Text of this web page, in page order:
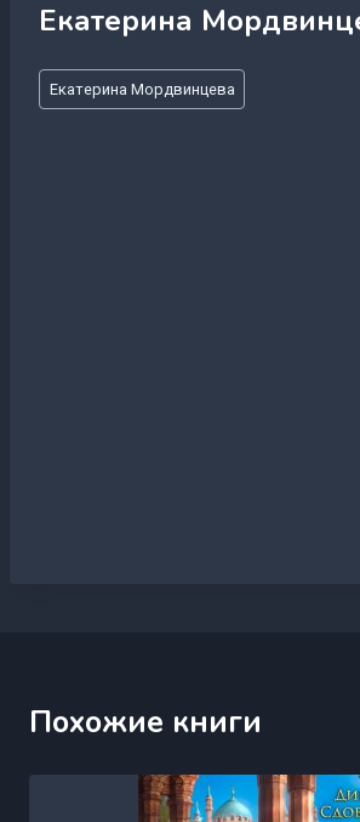
Екатерина
Метки
записи:
Екатерина Мордвинцева
Похожие книги